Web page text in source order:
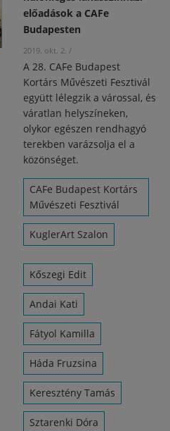
előadások a CAFe
Budapesten
2019. okt. 2. /
A 28. CAFe Budapest
Kortárs Művészeti Fesztivál
együtt lélegzik a várossal, és
váratlan helyszíneken,
olykor egészen rendhagyó
terekben varázsolja el a
közönséget.
CAFe Budapest Kortárs
Művészeti Fesztivál
KuglerArt Szalon
Kőszegi Edit
Andai Kati
Fátyol Kamilla
Háda Fruzsina
Keresztény Tamás
Sztarenki Dóra